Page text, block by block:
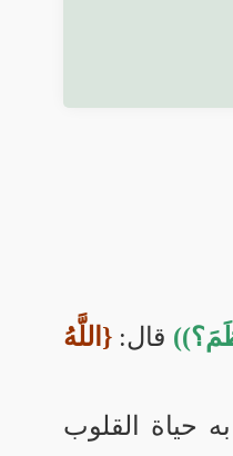
قال: {اللَّهُ
حياة القلوب